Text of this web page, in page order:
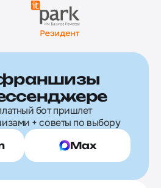
бот пришлет
+ советы по выбору
Max